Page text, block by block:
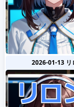
2026-01-13 リ